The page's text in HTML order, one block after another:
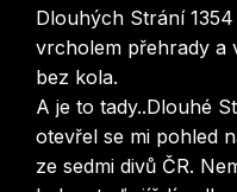
Dlouhých Strání
vrcholem přehrady a
bez kola.
A je to tady..Dlouhé
otevřel se mi pohled
ze sedmi divů ČR.